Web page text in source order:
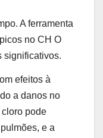
A ferramenta
no CH O
significativos.
efeitos à
a danos no
pode
e a